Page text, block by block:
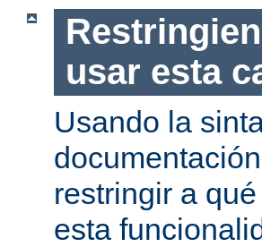
usar esta
Usando la
restringir a
esta